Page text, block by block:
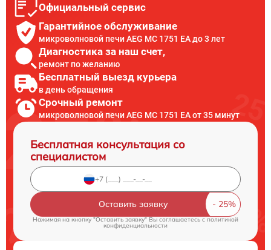
Официальный сервис
Гарантийное обслуживание
микроволновой печи AEG MC 1751 EA до 3 лет
Диагностика за наш счет,
ремонт по желанию
Бесплатный выезд курьера
в день обращения
Срочный ремонт
микроволновой печи AEG MC 1751 EA от 35 минут
Бесплатная консультация со
специалистом
Оставить заявку
Нажимая на кнопку "Оставить заявку" Вы соглашаетесь cполитикой
конфиденциальности